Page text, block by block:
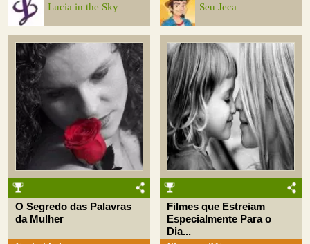
Lucia in the Sky Seu Jeca
O Segredo das Palavras
da Mulher
Filmes que Estreiam
Especialmente Para o
Dia...